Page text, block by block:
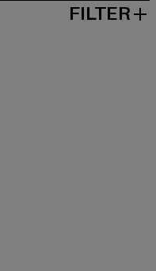
FILTER